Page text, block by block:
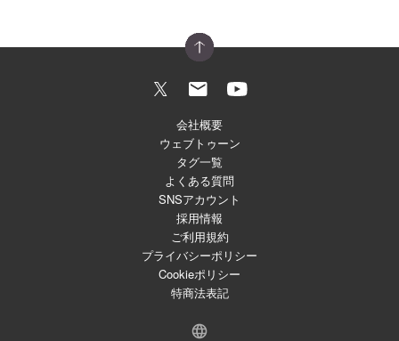
会社概要
ウェブトゥーン
タグ一覧
よくある質問
SNSアカウント
採用情報
ご利用規約
プライバシーポリシー
Cookieポリシー
特商法表記